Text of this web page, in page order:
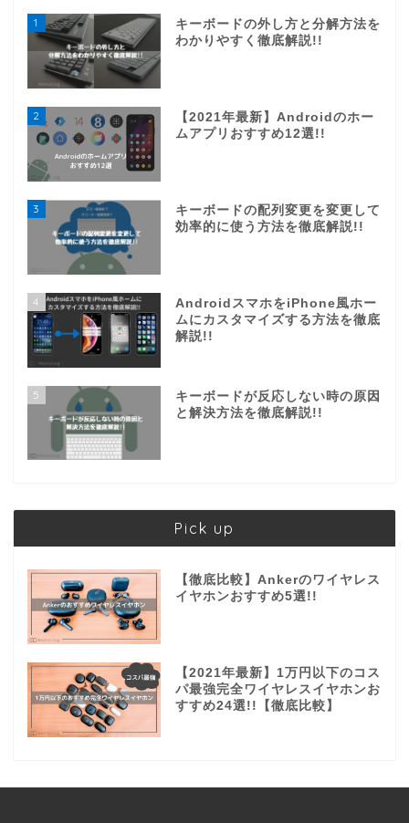
1
キーボードの外し方と分解方法を
わかりやすく徹底解説!!
2
【2021年最新】Androidのホー
ムアプリおすすめ12選!!
3
キーボードの配列変更を変更して
効率的に使う方法を徹底解説!!
4
AndroidスマホをiPhone風ホー
ムにカスタマイズする方法を徹底
解説!!
5
キーボードが反応しない時の原因
と解決方法を徹底解説!!
Pick up
【徹底比較】Ankerのワイヤレス
イヤホンおすすめ5選!!
【2021年最新】1万円以下のコス
パ最強完全ワイヤレスイヤホンお
すすめ24選!!【徹底比較】